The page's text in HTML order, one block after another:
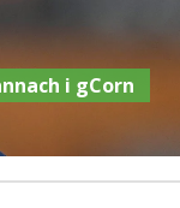
i gCorn